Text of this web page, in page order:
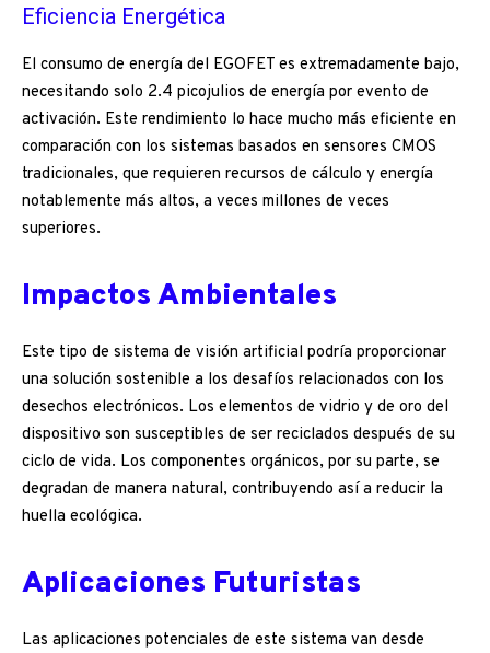
Eficiencia Energética
El consumo de energía del EGOFET es extremadamente bajo,
necesitando solo 2.4 picojulios de energía por evento de
activación. Este rendimiento lo hace mucho más eficiente en
comparación con los sistemas basados en sensores CMOS
tradicionales, que requieren recursos de cálculo y energía
notablemente más altos, a veces millones de veces
superiores.
Impactos Ambientales
Este tipo de sistema de visión artificial podría proporcionar
una solución sostenible a los desafíos relacionados con los
desechos electrónicos. Los elementos de vidrio y de oro del
dispositivo son susceptibles de ser reciclados después de su
ciclo de vida. Los componentes orgánicos, por su parte, se
degradan de manera natural, contribuyendo así a reducir la
huella ecológica.
Aplicaciones Futuristas
Las aplicaciones potenciales de este sistema van desde